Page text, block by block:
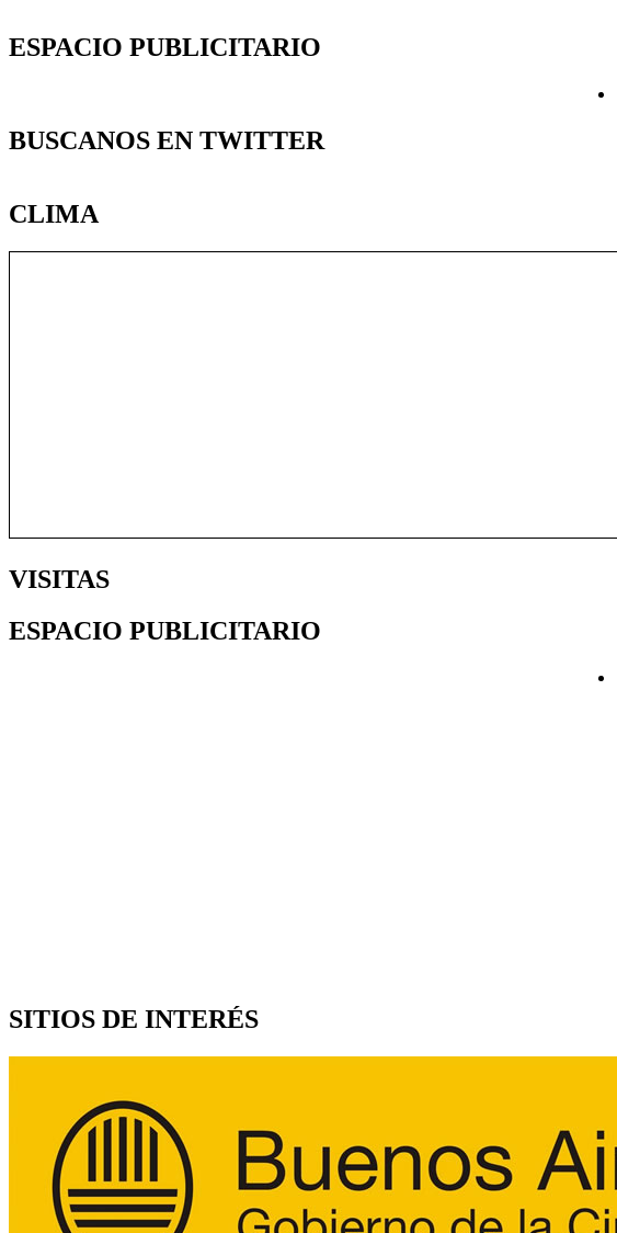
ESPACIO PUBLICITARIO
BUSCANOS EN TWITTER
CLIMA
VISITAS
ESPACIO PUBLICITARIO
SITIOS DE INTERÉS